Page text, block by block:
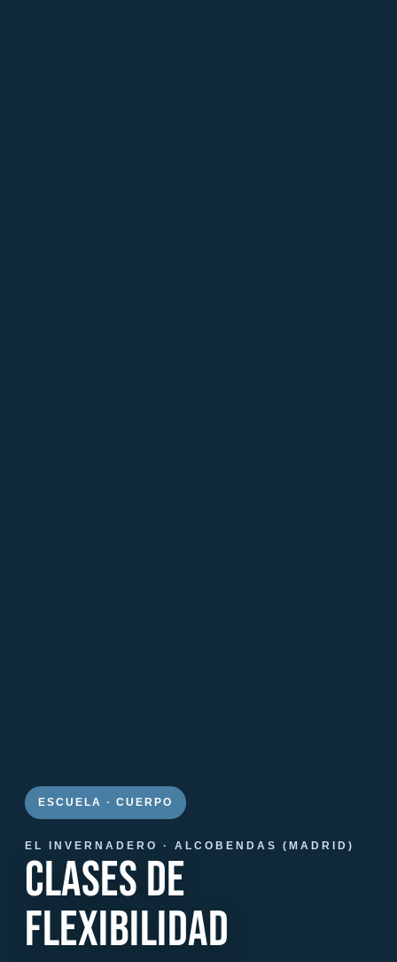
ESCUELA · CUERPO
EL INVERNADERO · ALCOBENDAS (MADRID)
CLASES DE
FLEXIBILIDAD